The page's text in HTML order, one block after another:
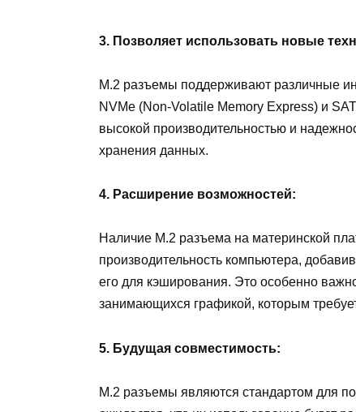
3. Позволяет использовать новые
М.2 разъемы поддерживают различные
NVMe (Non-Volatile Memory Express) и
высокой производительностью и
хранения данных.
4. Расширение возможностей:
Наличие M.2 разъема на материнской
производительность компьютера,
его для кэширования. Это особенно
занимающихся графикой, которым
5. Будущая совместимость:
М.2 разъемы являются стандартом для